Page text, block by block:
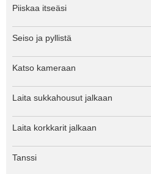
Piiskaa itseäsi
Seiso ja pyllistä
Katso kameraan
Laita sukkahousut jalkaan
Laita korkkarit jalkaan
Tanssi